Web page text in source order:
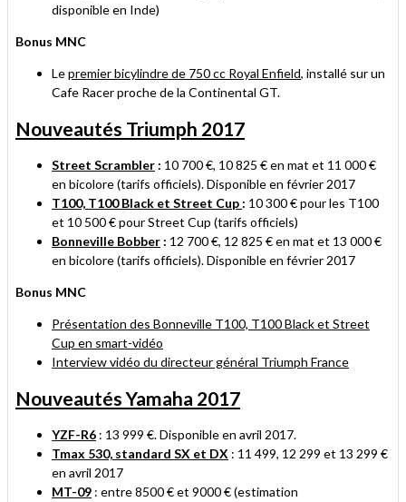
disponible en Inde)
Bonus MNC
Lepremier bicylindre de 750 cc Royal Enfield, installé sur un
Cafe Racer proche de la Continental GT.
Nouveautés Triumph 2017
Street Scrambler : 10 700 €, 10 825 € en mat et 11 000 €
en bicolore (tarifs officiels). Disponible en février 2017
T100, T100 Black et Street Cup : 10 300 € pour les T100
et 10 500 € pour Street Cup (tarifs officiels)
Bonneville Bobber : 12 700 €, 12 825 € en mat et 13 000 €
en bicolore (tarifs officiels). Disponible en février 2017
Bonus MNC
Présentation des Bonneville T100, T100 Black et Street
Cup en smart-vidéo
Interview vidéo du directeur général Triumph France
Nouveautés Yamaha 2017
YZF-R6 : 13 999 €.Disponible en avril 2017.
Tmax 530, standard SX et DX : 11 499, 12 299 et 13 299 €
en avril 2017
MT-09 : entre 8500 € et 9000 € (estimation